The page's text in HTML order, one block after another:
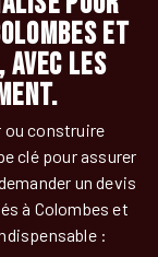
et
Les
ou construire
clé pour assurer
un devis
à Colombes et
: